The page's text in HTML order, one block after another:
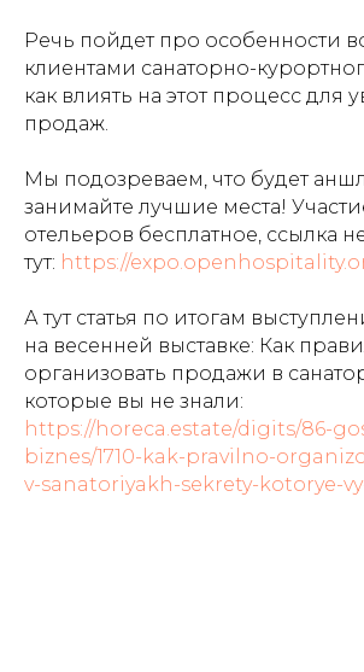
Речь пойдет про особенности
клиентами санаторно-
как влиять на этот процесс для
продаж.
Мы подозреваем, что будет
занимайте лучшие места!
отельеров бесплатное, ссылка
тут: https://
А тут статья по итогам
на весенней выставке: Как
организовать продажи в
которые вы не знали:
https://horeca.estate/digits/86-
biznes/1710-kak-pravilno-
v-sanatoriyakh-sekrety-kotorye-